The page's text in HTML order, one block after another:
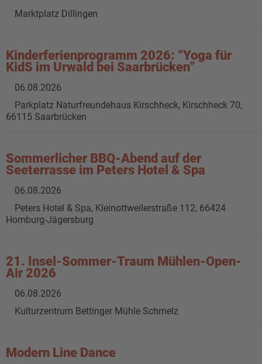
Marktplatz Dillingen
Kinderferienprogramm 2026: “Yoga für
KidS im Urwald bei Saarbrücken”
06.08.2026
Parkplatz Naturfreundehaus Kirschheck, Kirschheck 70,
66115 Saarbrücken
Sommerlicher BBQ-Abend auf der
Seeterrasse im Peters Hotel & Spa
06.08.2026
Peters Hotel & Spa, Kleinottweilerstraße 112, 66424
Homburg-Jägersburg
21. Insel-Sommer-Traum Mühlen-Open-
Air 2026
06.08.2026
Kulturzentrum Bettinger Mühle Schmelz
Modern Line Dance